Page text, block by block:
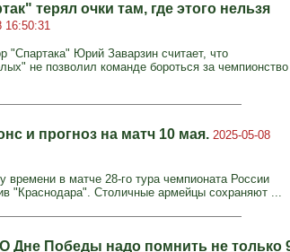
терял очки там, где этого нельзя
16:50:31
"Спартака" Юрий Заварзин считает, что
не позволил команде бороться за
и прогноз на матч 10 мая. 2025-05-08
времени в матче 28-го тура чемпионата России
"Краснодара". Столичные армейцы сохраняют ...
Дне Победы надо помнить не только